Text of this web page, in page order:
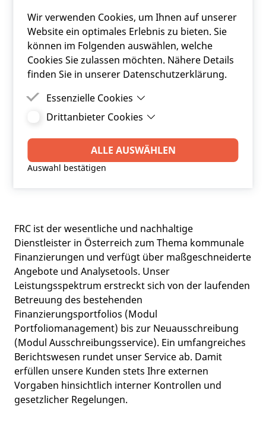
Wir verwenden Cookies, um Ihnen auf unserer
Website ein optimales Erlebnis zu bieten. Sie
können im Folgenden auswählen, welche
Cookies Sie zulassen möchten. Nähere Details
finden Sie in unserer Datenschutzerklärung.
Essenzielle Cookies
Essenzielle Cookies sind Cookies, welche für die
benötigt werden.
Drittanbieter Cookies
Drittanbieter Cookies sind Cookies, die
Drittanbieter-Software setzt, um Funktionen wie
Google Maps zu ermöglichen.
ALLE AUSWÄHLEN
Auswahl bestätigen
FRC ist der wesentliche und nachhaltige
Dienstleister in Österreich zum Thema kommunale
Finanzierungen und verfügt über maßgeschneiderte
Angebote und Analysetools. Unser
Leistungsspektrum erstreckt sich von der laufenden
Betreuung des bestehenden
Finanzierungsportfolios (Modul
Portfoliomanagement) bis zur Neuausschreibung
(Modul Ausschreibungsservice). Ein umfangreiches
Berichtswesen rundet unser Service ab. Damit
erfüllen unsere Kunden stets Ihre externen
Vorgaben hinsichtlich interner Kontrollen und
gesetzlicher Regelungen.